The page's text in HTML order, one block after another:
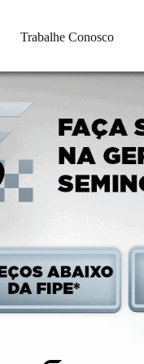
Trabalhe Conosco